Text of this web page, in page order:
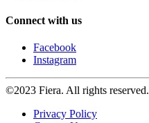
Connect with us
Facebook
Instagram
©2023 Fiera. All rights reserved.
Privacy Policy